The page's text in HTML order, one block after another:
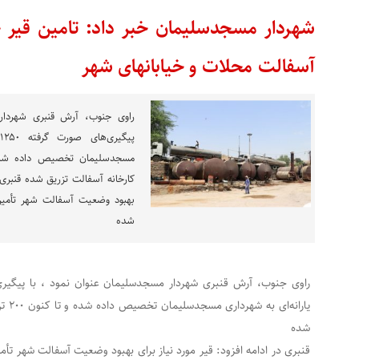
شهردار مسجدسلیمان خبر داد: تامین
آسفالت محلات و خیابانهای شهر
راوی جنوب، آرش قنبری
کارخانه آسفالت تزریق شده قنبری
بهبود وضعیت آسفالت شهر
شده
شده
قنبری در ادامه افزود: قیر مورد نیاز برای بهبود وضعیت آسفالت شهر